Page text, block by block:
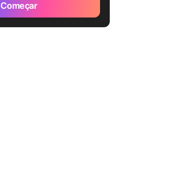
Começar